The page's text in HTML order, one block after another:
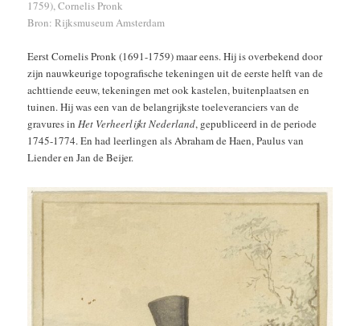
1759), Cornelis Pronk
Bron: Rijksmuseum Amsterdam
Eerst Cornelis Pronk (1691-1759) maar eens. Hij is overbekend door
zijn nauwkeurige topografische tekeningen uit de eerste helft van de
achttiende eeuw, tekeningen met ook kastelen, buitenplaatsen en
tuinen. Hij was een van de belangrijkste toeleveranciers van de
gravures inHet Verheerlijkt Nederland, gepubliceerd in de periode
1745-1774. En had leerlingen als Abraham de Haen, Paulus van
Liender en Jan de Beijer.